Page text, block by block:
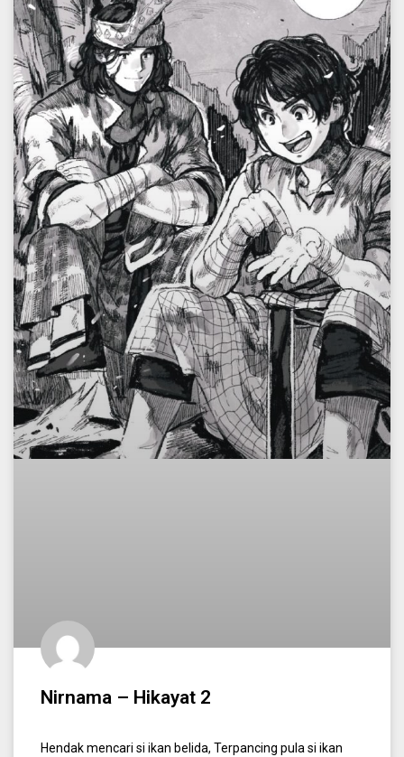
Nirnama – Hikayat 2
Hendak mencari si ikan belida, Terpancing pula si ikan